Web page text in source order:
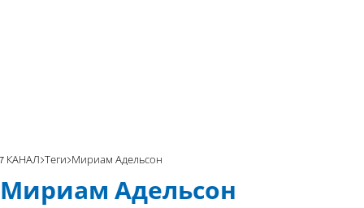
7 КАНАЛ Теги Мириам Адельсон
Мириам Адельсон